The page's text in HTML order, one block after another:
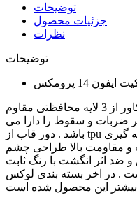
توضیحات
جزئیات محصول
نظرات
توضیحات
14 پرومکس
این کاور از 3 لایه محافظتی مقاوم pc سخت ساخته شده است که
ضربات و سقوط را دارا می
باشد . دور قاب از tpu نیمه منعطف ساخته شده که در ضربه گیری
و مقاومت بالا طراحی چشم
و ضد اثر انگشت با رنگ ثابت
. در اخر بسته بندی لوکس
این محصول شده است